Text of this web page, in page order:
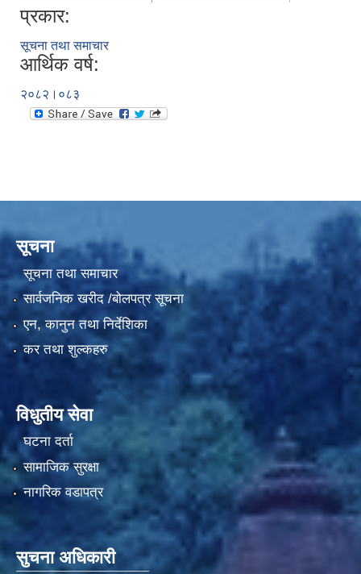
प्रकार:
सूचना तथा समाचार
आर्थिक वर्ष:
२०८२।०८३
सूचना
सूचना तथा समाचार
सार्वजनिक खरीद /बोलपत्र सूचना
एन, कानुन तथा निर्देशिका
कर तथा शुल्कहरु
विधुतीय सेवा
घटना दर्ता
सामाजिक सुरक्षा
नागरिक वडापत्र
सुचना अधिकारी